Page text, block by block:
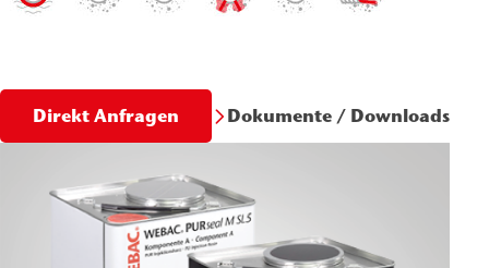
Direkt Anfragen Dokumente / Downloads